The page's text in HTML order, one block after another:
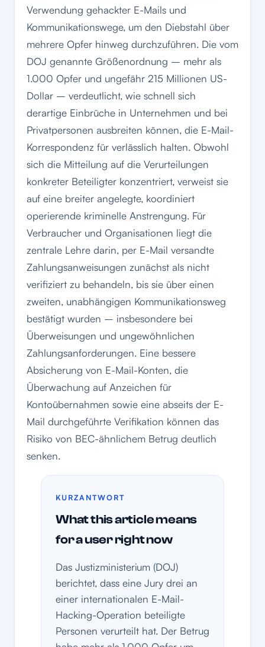
Verwendung gehackter E-Mails und
Kommunikationswege, um den Diebstahl über
mehrere Opfer hinweg durchzuführen. Die vom
DOJ genannte Größenordnung – mehr als
1.000 Opfer und ungefähr 215 Millionen US-
Dollar – verdeutlicht, wie schnell sich
derartige Einbrüche in Unternehmen und bei
Privatpersonen ausbreiten können, die E-Mail-
Korrespondenz für verlässlich halten. Obwohl
sich die Mitteilung auf die Verurteilungen
konkreter Beteiligter konzentriert, verweist sie
auf eine breiter angelegte, koordiniert
operierende kriminelle Anstrengung. Für
Verbraucher und Organisationen liegt die
zentrale Lehre darin, per E-Mail versandte
Zahlungsanweisungen zunächst als nicht
verifiziert zu behandeln, bis sie über einen
zweiten, unabhängigen Kommunikationsweg
bestätigt wurden – insbesondere bei
Überweisungen und ungewöhnlichen
Zahlungsanforderungen. Eine bessere
Absicherung von E-Mail-Konten, die
Überwachung auf Anzeichen für
Kontoübernahmen sowie eine abseits der E-
Mail durchgeführte Verifikation können das
Risiko von BEC-ähnlichem Betrug deutlich
senken.
KURZANTWORT
What this article means
for a user right now
Das Justizministerium (DOJ)
berichtet, dass eine Jury drei an
einer internationalen E-Mail-
Hacking-Operation beteiligte
Personen verurteilt hat. Der Betrug